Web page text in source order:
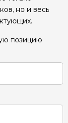
но и весь
позицию